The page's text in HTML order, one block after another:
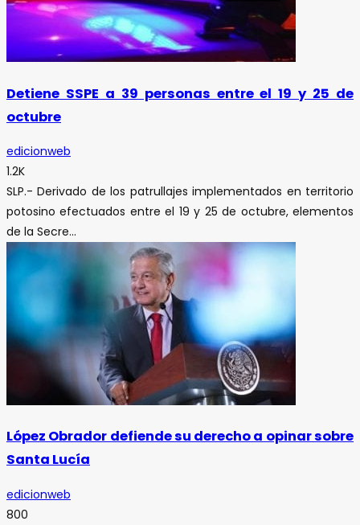
Detiene SSPE a 39 personas entre el 19 y 25 de
octubre
edicionweb
1.2K
SLP.- Derivado de los patrullajes implementados en territorio
potosino efectuados entre el 19 y 25 de octubre, elementos
de la Secre...
López Obrador defiende su derecho a opinar sobre
Santa Lucía
edicionweb
800